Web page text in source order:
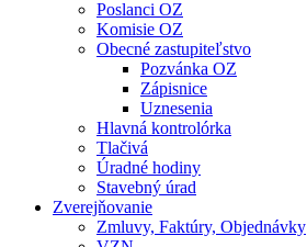
Poslanci OZ
Komisie OZ
Obecné zastupiteľstvo
Pozvánka OZ
Zápisnice
Uznesenia
Hlavná kontrolórka
Tlačivá
Úradné hodiny
Stavebný úrad
Zverejňovanie
Zmluvy, Faktúry, Objednávky